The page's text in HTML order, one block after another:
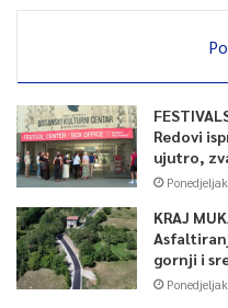
Redovi
ujutro,
KRAJ
gornji i